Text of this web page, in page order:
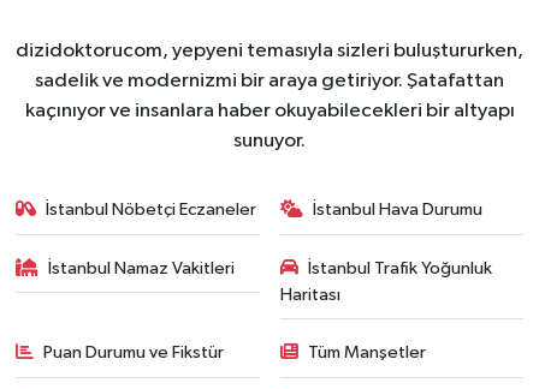
dizidoktorucom, yepyeni temasıyla sizleri buluştururken,
sadelik ve modernizmi bir araya getiriyor. Şatafattan
kaçınıyor ve insanlara haber okuyabilecekleri bir altyapı
sunuyor.
İstanbul Nöbetçi Eczaneler İstanbul Hava Durumu
İstanbul Namaz Vakitleri
İstanbul Trafik Yoğunluk
Haritası
Puan Durumu ve Fikstür Tüm Manşetler